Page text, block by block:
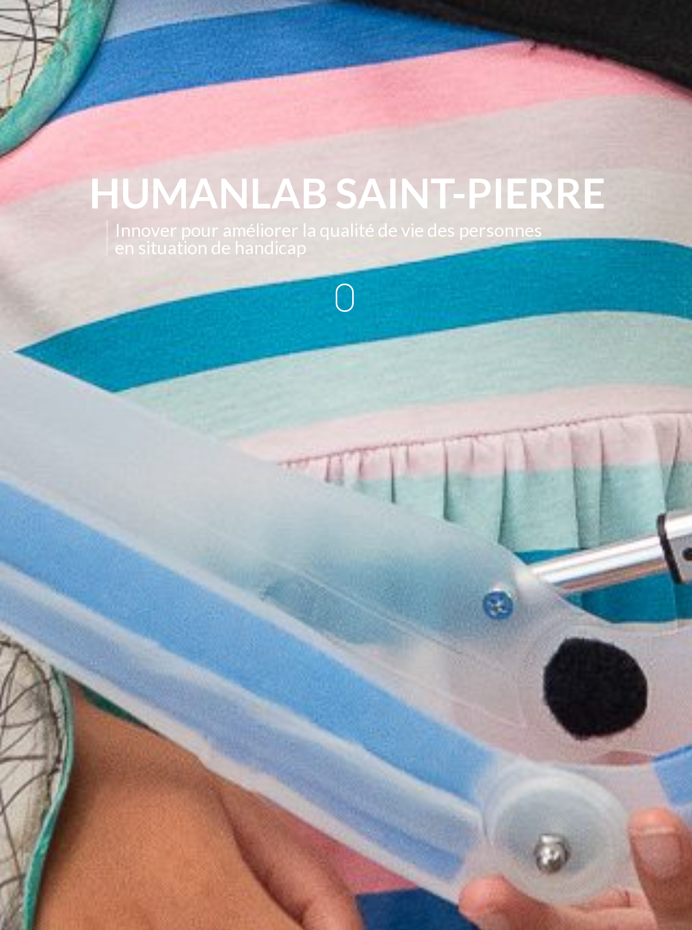
HUMANLAB SAINT-PIERRE
Innover pour améliorer la qualité de vie des personnes
en situation de handicap